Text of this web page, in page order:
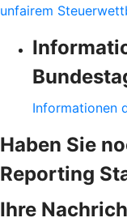
unfairem
Informationen
Haben Sie
Reporting
Ihre